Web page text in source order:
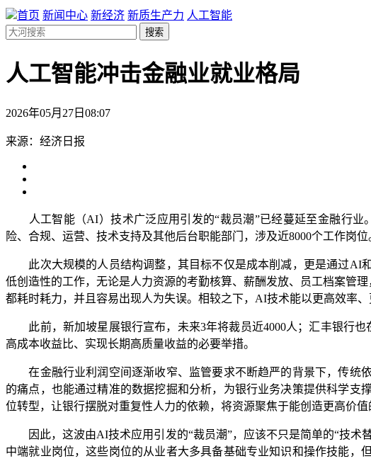
首页 新闻中心 新经济 新质生产力 人工智能
搜索
人工智能冲击金融业就业格局
2026年05月27日08:07
来源：经济日报
人工智能（AI）技术广泛应用引发的“裁员潮”已经蔓延至金融行业
险、合规、运营、技术支持及其他后台职能部门，涉及近8000个工作岗位
此次大规模的人员结构调整，其目标不仅是成本削减，更是通过AI和
低创造性的工作，无论是人力资源的考勤核算、薪酬发放、员工档案管
都耗时耗力，并且容易出现人为失误。相较之下，AI技术能以更高效率
此前，新加坡星展银行宣布，未来3年将裁员近4000人；汇丰银行也
高成本收益比、实现长期高质量收益的必要举措。
在金融行业利润空间逐渐收窄、监管要求不断趋严的背景下，传统
的痛点，也能通过精准的数据挖掘和分析，为银行业务决策提供科学
位转型，让银行摆脱对重复性人力的依赖，将资源聚焦于能创造更高价值
因此，这波由AI技术应用引发的“裁员潮”，应该不只是简单的“技术
中端就业岗位，这些岗位的从业者大多具备基础专业知识和操作技能